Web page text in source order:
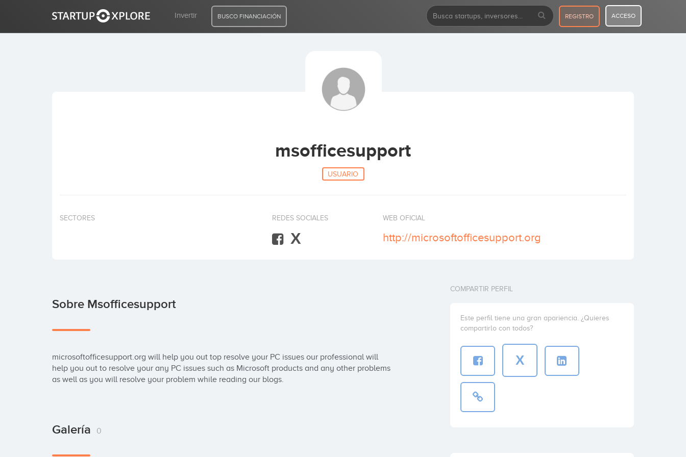
Invertir BUSCO FINANCIACIÓN REGISTRO ACCESO
msofficesupport
USUARIO
SECTORES REDES SOCIALES
X
WEB OFICIAL
http://microsoftofficesupport.org
Sobre Msofficesupport
microsoftofficesupport.org will help you out top resolve your PC issues our professional will
help you out to resolve your any PC issues such as Microsoft products and any other problems
as well as you will resolve your problem while reading our blogs.
Galería 0
COMPARTIR PERFIL
Este perfil tiene una gran apariencia. ¿Quieres
compartirlo con todos?
X